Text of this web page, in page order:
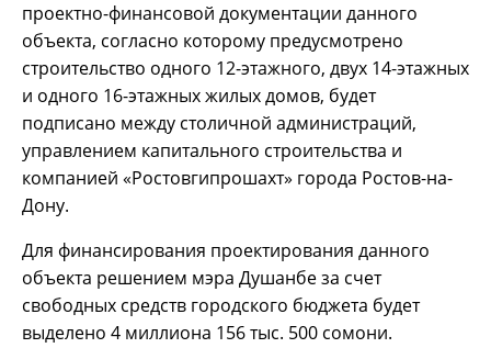
проектно-финансовой документации данного
объекта, согласно которому предусмотрено
строительство одного 12-этажного, двух 14-этажных
и одного 16-этажных жилых домов, будет
подписано между столичной администраций,
управлением капитального строительства и
компанией «Ростовгипрошахт» города Ростов-на-
Дону.
Для финансирования проектирования данного
объекта решением мэра Душанбе за счет
свободных средств городского бюджета будет
выделено 4 миллиона 156 тыс. 500 сомони.